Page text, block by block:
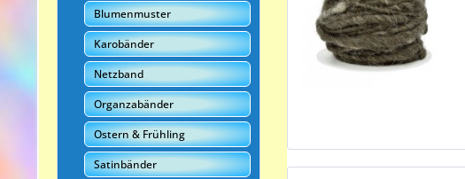
Blumenmuster
Karobänder
Netzband
Organzabänder
Ostern & Frühling
Satinbänder